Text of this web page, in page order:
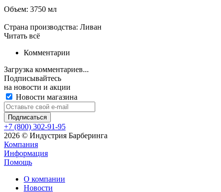
Объем: 3750 мл
Страна производства: Ливан
Читать всё
Комментарии
Загрузка комментариев...
Подписывайтесь
на новости и акции
Новости магазина
+7 (800) 302-91-95
2026 © Индустрия Барберинга
Компания
Информация
Помощь
О компании
Новости